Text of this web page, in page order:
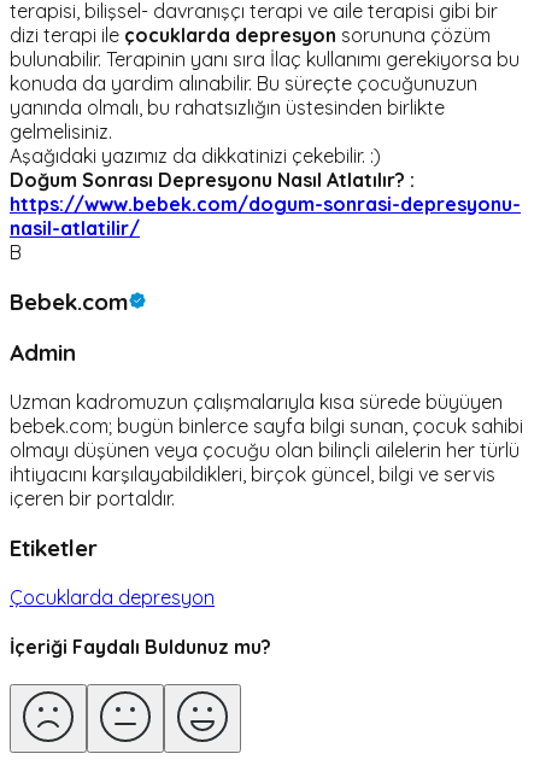
terapisi, bilişsel- davranışçı terapi ve aile terapisi gibi bir
dizi terapi ile çocuklarda depresyon sorununa çözüm
bulunabilir. Terapinin yanı sıra İlaç kullanımı gerekiyorsa bu
konuda da yardim alınabilir. Bu süreçte çocuğunuzun
yanında olmalı, bu rahatsızlığın üstesinden birlikte
gelmelisiniz.
Aşağıdaki yazımız da dikkatinizi çekebilir. :)
Doğum Sonrası Depresyonu Nasıl Atlatılır? :
https://www.bebek.com/dogum-sonrasi-depresyonu-
nasil-atlatilir/
B
Bebek.com
Admin
Uzman kadromuzun çalışmalarıyla kısa sürede büyüyen
bebek.com; bugün binlerce sayfa bilgi sunan, çocuk sahibi
olmayı düşünen veya çocuğu olan bilinçli ailelerin her türlü
ihtiyacını karşılayabildikleri, birçok güncel, bilgi ve servis
içeren bir portaldır.
Etiketler
Çocuklarda depresyon
İçeriği Faydalı Buldunuz mu?